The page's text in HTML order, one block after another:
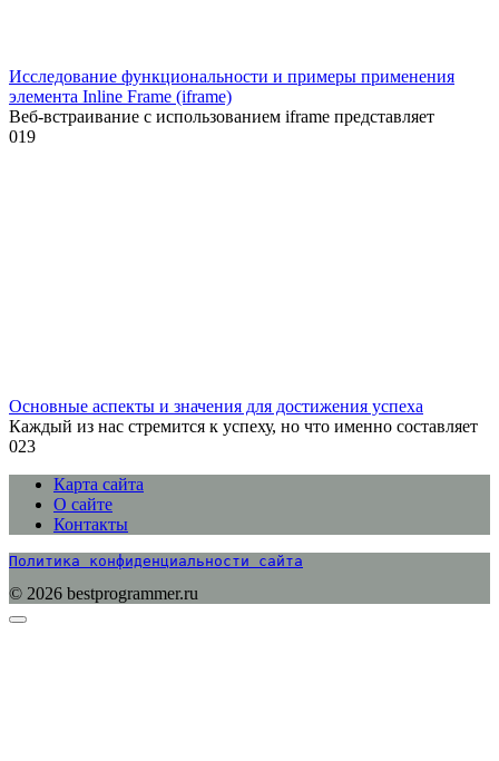
Исследование функциональности и примеры применения
элемента Inline Frame (iframe)
Веб-встраивание с использованием iframe представляет
019
Основные аспекты и значения для достижения успеха
Каждый из нас стремится к успеху, но что именно составляет
023
Карта сайта
О сайте
Контакты
Политика конфиденциальности сайта
© 2026 bestprogrammer.ru